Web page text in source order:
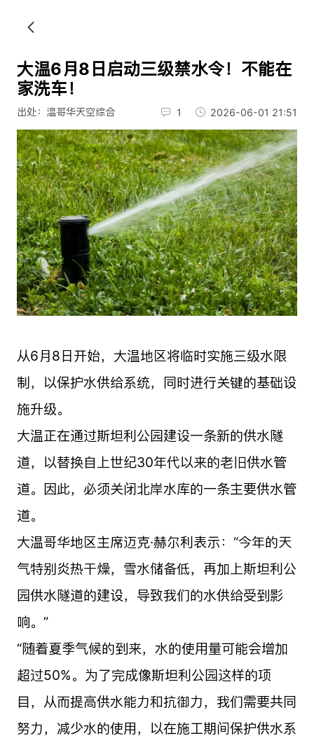
大温6月8日启动三级禁水令！不能在
家洗车！
出处：温哥华天空综合 1 2026-06-01 21:51
从6月8日开始，大温地区将临时实施三级水限
制，以保护水供给系统，同时进行关键的基础设
施升级。
大温正在通过斯坦利公园建设一条新的供水隧
道，以替换自上世纪30年代以来的老旧供水管
道。因此，必须关闭北岸水库的一条主要供水管
道。
大温哥华地区主席迈克·赫尔利表示：“今年的天
气特别炎热干燥，雪水储备低，再加上斯坦利公
园供水隧道的建设，导致我们的水供给受到影
响。”
“随着夏季气候的到来，水的使用量可能会增加
超过50%。为了完成像斯坦利公园这样的项
目，从而提高供水能力和抗御力，我们需要共同
努力，减少水的使用，以在施工期间保护供水系